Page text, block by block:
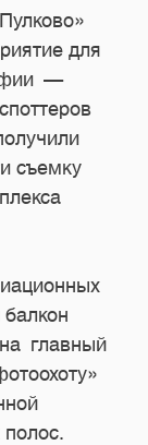
для
—
съемку
главный